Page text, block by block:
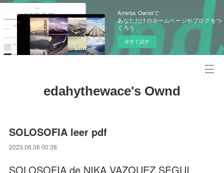
Ameba Owndで
あなただけのホームページやブログをつ
くろう
今すぐ試す
edahythewace's Ownd
SOLOSOFIA leer pdf
2023.06.06 00:38
SOLOSOFIA de NIKA VAZQUEZ SEGUI